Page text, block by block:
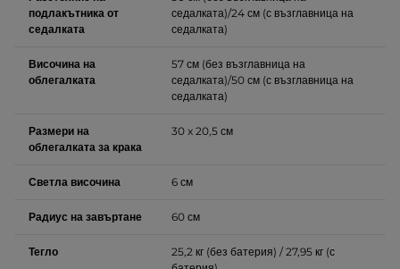
подлакътника от
седалката
седалката)/24 см (с възглавница на
седалката)
Височина на
облегалката
57 см (без възглавница на
седалката)/50 см (с възглавница на
седалката)
Размери на
облегалката за крака
30 x 20,5 см
Светла височина 6 см
Радиус на завъртане 60 см
Тегло
25,2 кг (без батерия) / 27,95 кг (с